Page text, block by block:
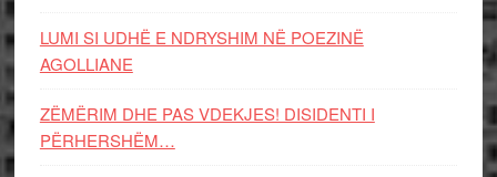
LUMI SI UDHË E NDRYSHIM NË POEZINË
AGOLLIANE
ZËMËRIM DHE PAS VDEKJES! DISIDENTI I
PËRHERSHËM…